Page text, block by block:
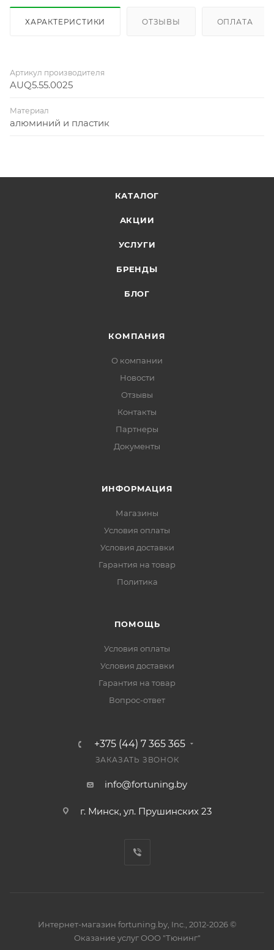
ХАРАКТЕРИСТИКИ ОТЗЫВЫ ОПЛАТА
Артикул производителя
AUQ5.55.0025
Материал
алюминий и пластик
КАТАЛОГ
АКЦИИ
УСЛУГИ
БРЕНДЫ
БЛОГ
КОМПАНИЯ
О компании
Новости
Отзывы
Контакты
Партнеры
Документы
ИНФОРМАЦИЯ
Магазины
Условия оплаты
Условия доставки
Гарантия на товар
Политика
ПОМОЩЬ
Условия оплаты
Условия доставки
Гарантия на товар
Вопрос-ответ
+375 (44) 7 365 365
ЗАКАЗАТЬ ЗВОНОК
info@fortuning.by
г. Минск, ул. Прушинских 23
Интернет-магазин fortuning.by, Inc., 2012-2026 ©
Оказание услуг ООО "Тюнинг"